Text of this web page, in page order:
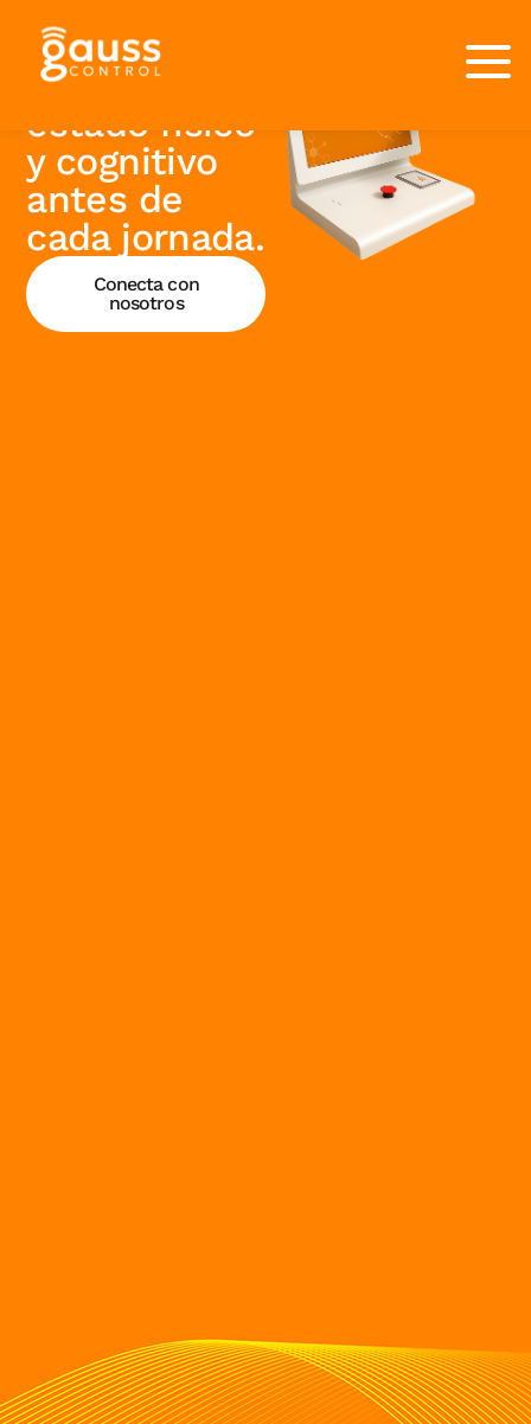
Cognus
Evalúa el
estado físico
y cognitivo
antes de
cada jornada.
Conecta con
nosotros